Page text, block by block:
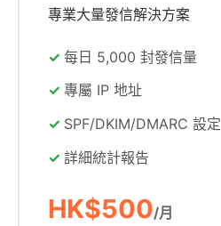
專業大量發信解決方案
每日 5,000 封發信量
專屬 IP 地址
SPF/DKIM/DMARC 設定
詳細統計報告
HK$500/月